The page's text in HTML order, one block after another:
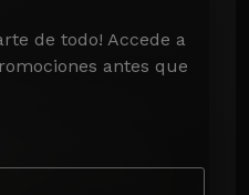
de todo! Accede a
antes que